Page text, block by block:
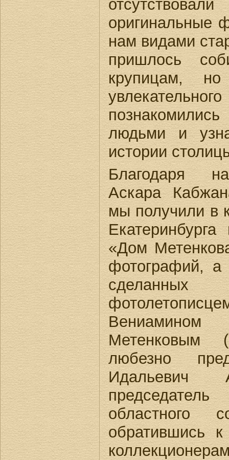
оригинальные
нам видами
пришлось
крупицам,
людьми и
истории
Благодаря
Аскара
мы получили в
«Дом
фотографий, а
сделанных
Метенковым
любезно
Идальевич
областного
обратившись